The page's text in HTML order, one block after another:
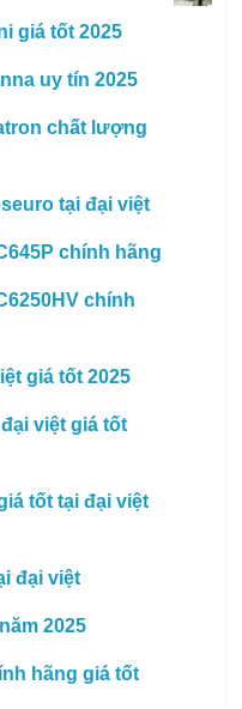
giá tốt 2025
uy tín 2025
chất lượng
tại đại việt
chính hãng
chính
giá tốt 2025
việt giá tốt
tốt tại đại việt
đại việt
2025
hãng giá tốt